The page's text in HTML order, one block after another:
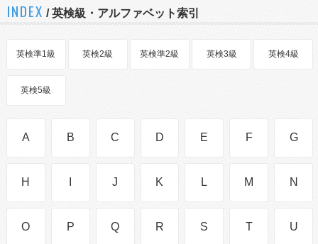
INDEX / 英検級・アルファベット索引
英検準1級 英検2級 英検準2級 英検3級 英検4級
英検5級
A B C D E F G
H J K L M N
O P Q R S T U